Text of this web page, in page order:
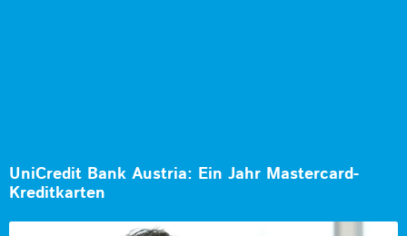
UniCredit Bank Austria: Ein Jahr Mastercard-
Kreditkarten